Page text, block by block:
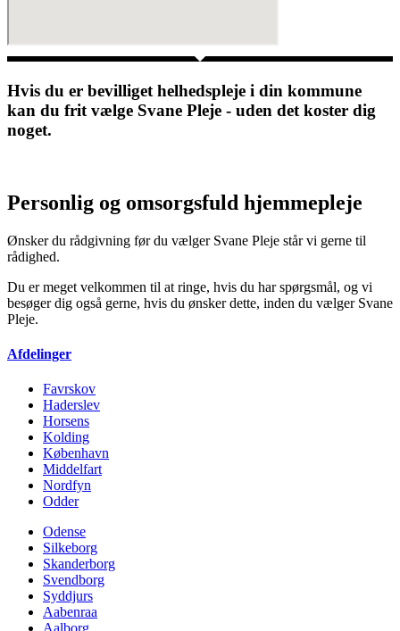
Hvis du er bevilliget helhedspleje i din kommune
kan du frit vælge Svane Pleje - uden det koster dig
noget.
Personlig og omsorgsfuld hjemmepleje
Ønsker du rådgivning før du vælger Svane Pleje står vi gerne til
rådighed.
Du er meget velkommen til at ringe, hvis du har spørgsmål, og vi
besøger dig også gerne, hvis du ønsker dette, inden du vælger Svane
Pleje.
Afdelinger
Favrskov
Haderslev
Horsens
Kolding
København
Middelfart
Nordfyn
Odder
Odense
Silkeborg
Skanderborg
Svendborg
Syddjurs
Aabenraa